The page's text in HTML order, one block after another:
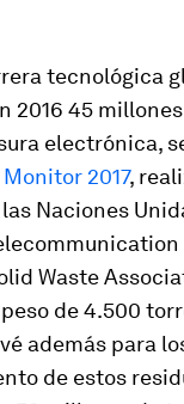
tecnológica
2016 45
electrónica,
2017,
Naciones
Waste
de 4.500
además para
de estos